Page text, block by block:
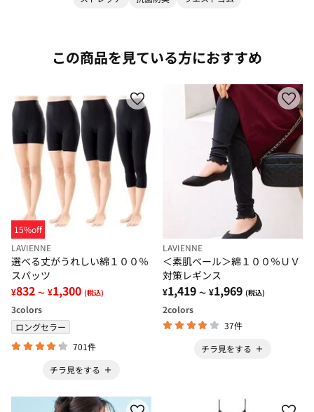
この商品を見ている方におすすめ
15%off
LAVIENNE
選べる丈がうれしい綿１００％
スパッツ
¥832 ～ ¥1,300 (税込)
3colors
ロングセラー
701件
チラ見をする
LAVIENNE
＜素肌ベール＞綿１００％ＵＶ
対策レギンス
¥1,419 ～ ¥1,969 (税込)
2colors
37件
チラ見をする